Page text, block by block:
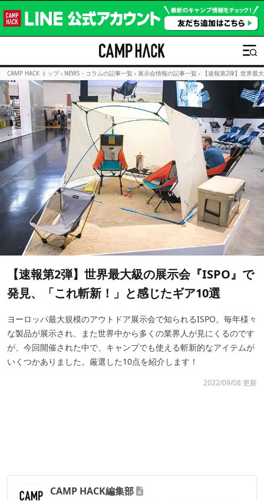
CAMP HACK トップ › NEWS・コラムの記事一覧 › 展示会情報の記事一覧 › 【速報第2弾】世界最
【速報第2弾】世界最大級の展示会『ISPO』で
発見、「これ斬新！」と感じたギア10選
ヨーロッパ最大規模のアウトドア展示会で知られるISPO。毎年様々
な製品が展示され、また世界中から多くの業界人が見にくるのです
が、今回開催された中で、キャンプでも使える斬新的なアイテムが
いくつかありました。厳選した10点を紹介します！
2022/09/08 更新
CAMP HACK編集部